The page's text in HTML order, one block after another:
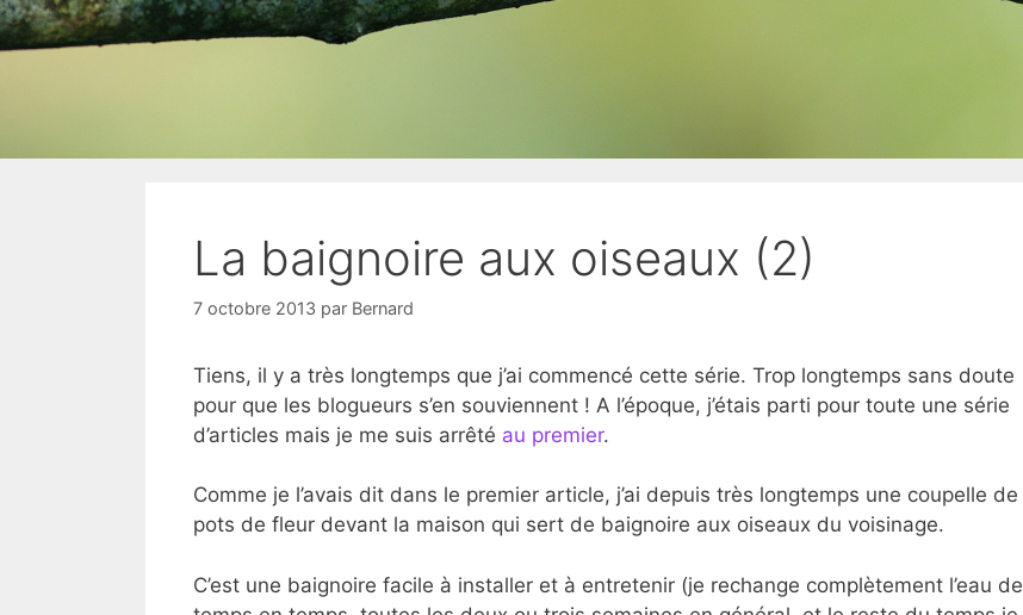
La baignoire aux oiseaux (2)
7 octobre 2013 par Bernard
Tiens, il y a très longtemps que j’ai commencé cette série. Trop longtemps sans doute
pour que les blogueurs s’en souviennent ! A l’époque, j’étais parti pour toute une série
d’articles mais je me suis arrêté au premier.
Comme je l’avais dit dans le premier article, j’ai depuis très longtemps une coupelle de
pots de fleur devant la maison qui sert de baignoire aux oiseaux du voisinage.
C’est une baignoire facile à installer et à entretenir (je rechange complètement l’eau de